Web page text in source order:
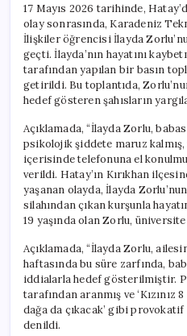
17 Mayıs 2026 tarihinde,
olay sonrasında, Karadeniz
İlişkiler öğrencisi İlayda
geçti. İlayda’nın hayatını
tarafından yapılan bir basın
getirildi. Bu toplantıda,
hedef gösteren şahısların
Açıklamada, “İlayda Zorlu,
psikolojik şiddete maruz kalmış,
içerisinde telefonuna el
verildi. Hatay’ın Kırıkhan
yaşanan olayda, İlayda
silahından çıkan kurşunla
19 yaşında olan Zorlu,
Açıklamada, “İlayda Zorlu,
haftasında bu süre zarfında,
iddialarla hedef gösterilmiştir.
tarafından aranmış ve ‘Kızınız
dağa da çıkacak’ gibi
denildi.